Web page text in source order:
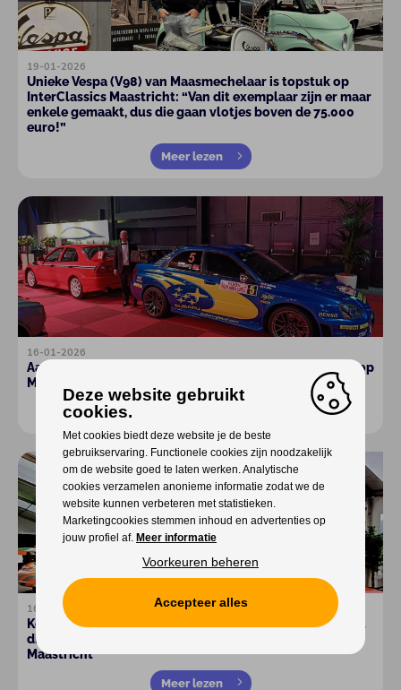
19-01-2026
Unieke Vespa (V98) van Maasmechelaar is topstuk op
InterClassics Maastricht: “Van dit exemplaar zijn er maar
enkele gemaakt, dus die gaan vlotjes boven de 75.000
euro!”
Meer lezen
16-01-2026
Aarschotenaar exposeert dit weekend zijn topwagens op
Maastrichtse autobeurs
16-01-2026
Koen Wauters uit Gijverinkhove (Alveringem) exposeert
dit weekend zijn autokunstwerken op InterClassics
Maastricht
Meer lezen
Deze website gebruikt
cookies.
Met cookies biedt deze website je de beste
gebruikservaring. Functionele cookies zijn noodzakelijk
om de website goed te laten werken. Analytische
cookies verzamelen anonieme informatie zodat we de
website kunnen verbeteren met statistieken.
Marketingcookies stemmen inhoud en advertenties op
jouw profiel af. Meer informatie
Voorkeuren beheren
Accepteer alles